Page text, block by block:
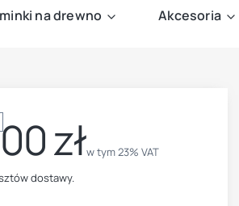
na drewno Akcesoria
złw tym 23% VAT
w tym23% VAT
dostawy.